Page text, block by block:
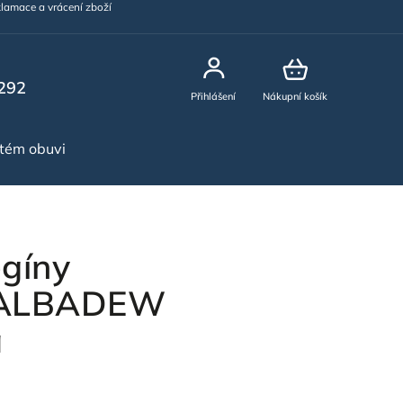
a vrácení zboží
Nákupní košík
Přihlášení
obuvi